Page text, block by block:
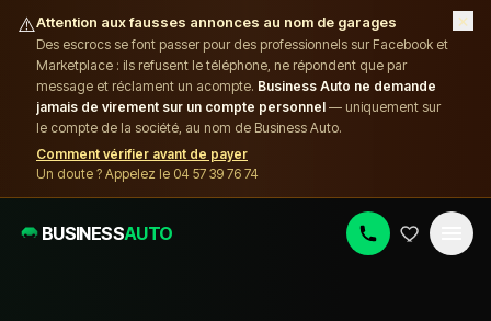
⚠️Attention aux fausses annonces au nom de garages
Des escrocs se font passer pour des professionnels sur Facebook et
Marketplace : ils refusent le téléphone, ne répondent que par
message et réclament un acompte. Business Auto ne demande
jamais de virement sur un compte personnel — uniquement sur
le compte de la société, au nom de Business Auto.
Comment vérifier avant de payer
Un doute ? Appelez le 04 57 39 76 74
×
BUSINESSAUTO